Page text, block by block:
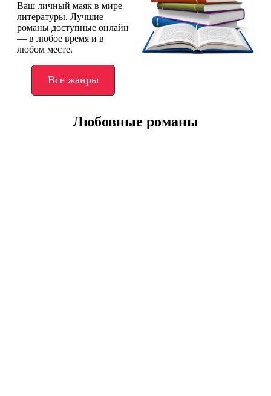
Ваш личный маяк в мире
литературы. Лучшие
романы доступные онлайн
— в любое время и в
любом месте.
Все жанры
Любовные романы